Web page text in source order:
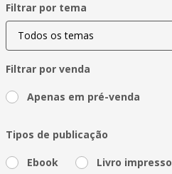
Filtrar por tema
Filtrar por venda
Apenas em pré-venda
Tipos de publicação
Ebook Livro impresso